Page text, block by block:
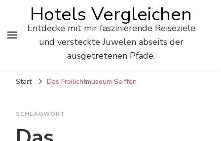
Hotels Vergleichen
Entdecke mit mir faszinierende Reiseziele
und versteckte Juwelen abseits der
ausgetretenen Pfade.
Start Das Freilichtmuseum Seiffen
SCHLAGWORT